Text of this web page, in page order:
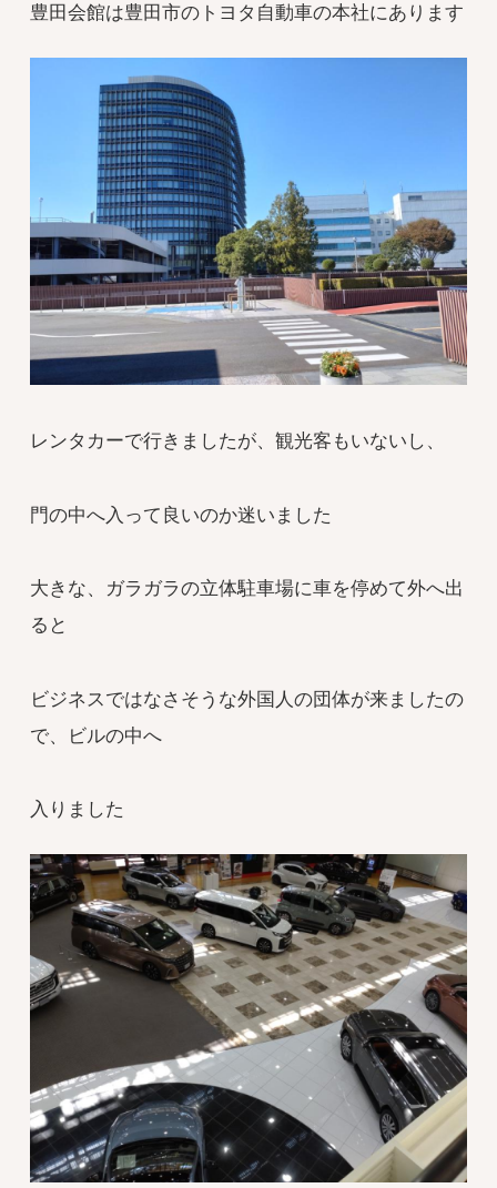
豊田会館は豊田市のトヨタ自動車の本社にあります
レンタカーで行きましたが、観光客もいないし、
門の中へ入って良いのか迷いました
大きな、ガラガラの立体駐車場に車を停めて外へ出
ると
ビジネスではなさそうな外国人の団体が来ましたの
で、ビルの中へ
入りました